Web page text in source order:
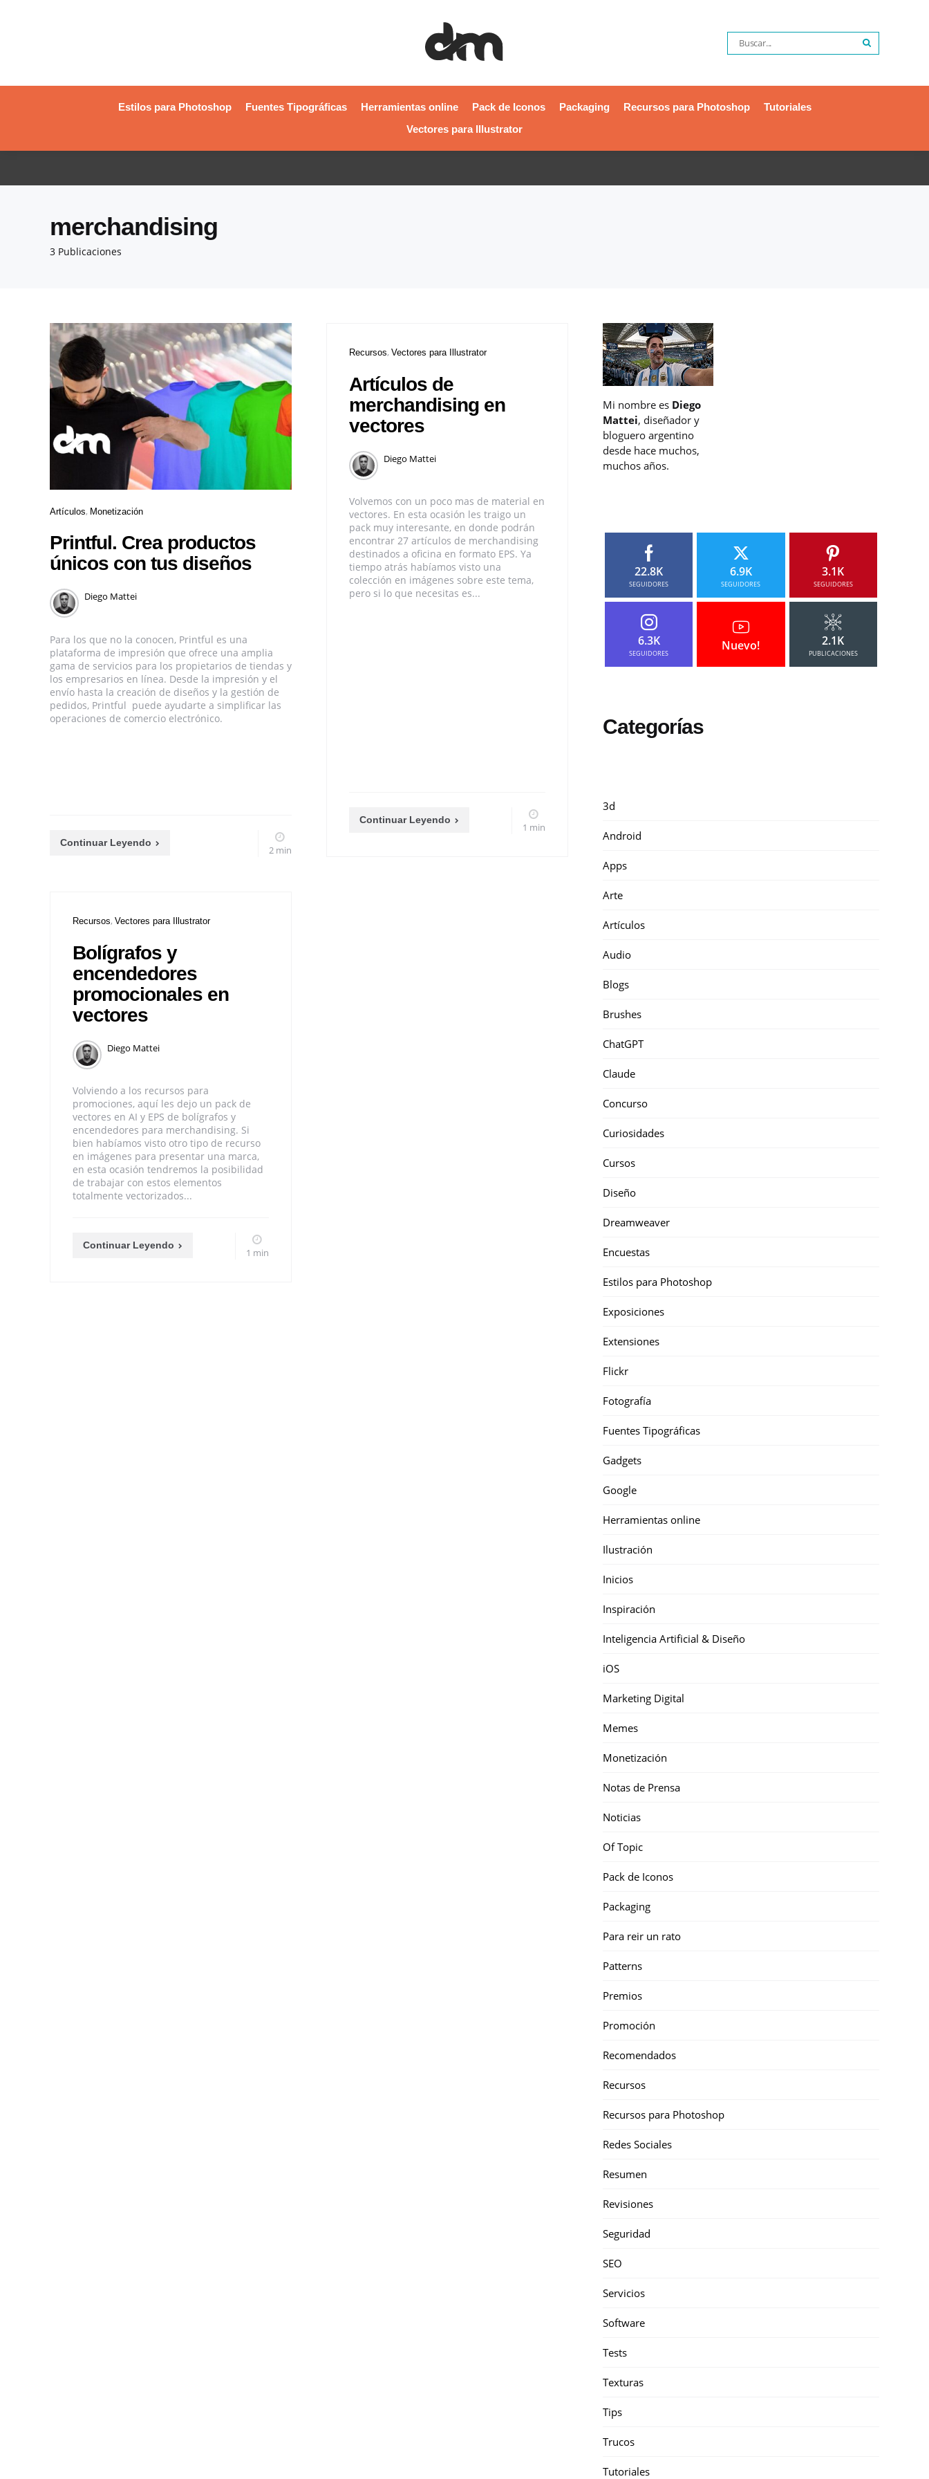
Estilos para Photoshop Fuentes Tipográficas Herramientas online Pack de Iconos Packaging Recursos para Photoshop
Tutoriales
Vectores para Illustrator
3 Publicaciones
merchandising
Artículos Monetización
Printful. Crea productos
únicos con tus diseños
Diego Mattei
Para los que no la conocen, Printful es una
plataforma de impresión que ofrece una amplia
gama de servicios para los propietarios de tiendas y
los empresarios en línea. Desde la impresión y el
envío hasta la creación de diseños y la gestión de
pedidos, Printful puede ayudarte a simplificar las
operaciones de comercio electrónico.
Continuar Leyendo
2 min
Recursos Vectores para Illustrator
Artículos de
merchandising en
vectores
Diego Mattei
Volvemos con un poco mas de material en
vectores. En esta ocasión les traigo un
pack muy interesante, en donde podrán
encontrar 27 artículos de merchandising
destinados a oficina en formato EPS. Ya
tiempo atrás habíamos visto una
colección en imágenes sobre este tema,
pero si lo que necesitas es...
Continuar Leyendo
1 min
Recursos Vectores para Illustrator
Bolígrafos y
encendedores
promocionales en
vectores
Diego Mattei
Volviendo a los recursos para
promociones, aquí les dejo un pack de
vectores en AI y EPS de bolígrafos y
encendedores para merchandising. Si
bien habíamos visto otro tipo de recurso
en imágenes para presentar una marca,
en esta ocasión tendremos la posibilidad
de trabajar con estos elementos
totalmente vectorizados...
Continuar Leyendo
1 min
Mi nombre es Diego
Mattei, diseñador y
bloguero argentino
desde hace muchos,
muchos años.
22.8K
SEGUIDORES
6.9K
SEGUIDORES
3.1K
SEGUIDORES
6.3K
SEGUIDORES
Nuevo! 2.1K
PUBLICACIONES
Categorías
3d
Android
Apps
Arte
Artículos
Audio
Blogs
Brushes
ChatGPT
Claude
Concurso
Curiosidades
Cursos
Diseño
Dreamweaver
Encuestas
Estilos para Photoshop
Exposiciones
Extensiones
Flickr
Fotografía
Fuentes Tipográficas
Gadgets
Google
Herramientas online
Ilustración
Inicios
Inspiración
Inteligencia Artificial & Diseño
iOS
Marketing Digital
Memes
Monetización
Notas de Prensa
Noticias
Of Topic
Pack de Iconos
Packaging
Para reir un rato
Patterns
Premios
Promoción
Recomendados
Recursos
Recursos para Photoshop
Redes Sociales
Resumen
Revisiones
Seguridad
SEO
Servicios
Software
Tests
Texturas
Tips
Trucos
Tutoriales